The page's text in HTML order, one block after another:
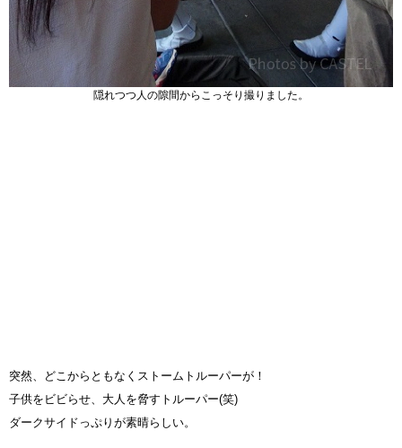
隠れつつ人の隙間からこっそり撮りました。
突然、どこからともなくストームトルーパーが！
子供をビビらせ、大人を脅すトルーパー(笑)
ダークサイドっぷりが素晴らしい。